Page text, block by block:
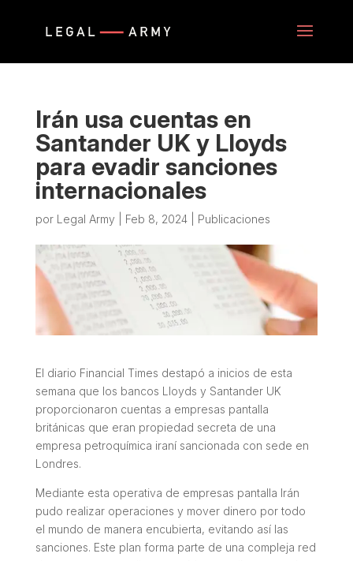
Irán usa cuentas en
Santander UK y Lloyds
para evadir sanciones
internacionales
por Legal Army Feb 8, 2024| Publicaciones
El diario Financial Times destapó a inicios de esta
semana que los bancos Lloyds y Santander UK
proporcionaron cuentas a empresas pantalla
británicas que eran propiedad secreta de una
empresa petroquímica iraní sancionada con sede en
Londres.
Mediante esta operativa de empresas pantalla Irán
pudo realizar operaciones y mover dinero por todo
el mundo de manera encubierta, evitando así las
sanciones. Este plan forma parte de una compleja red